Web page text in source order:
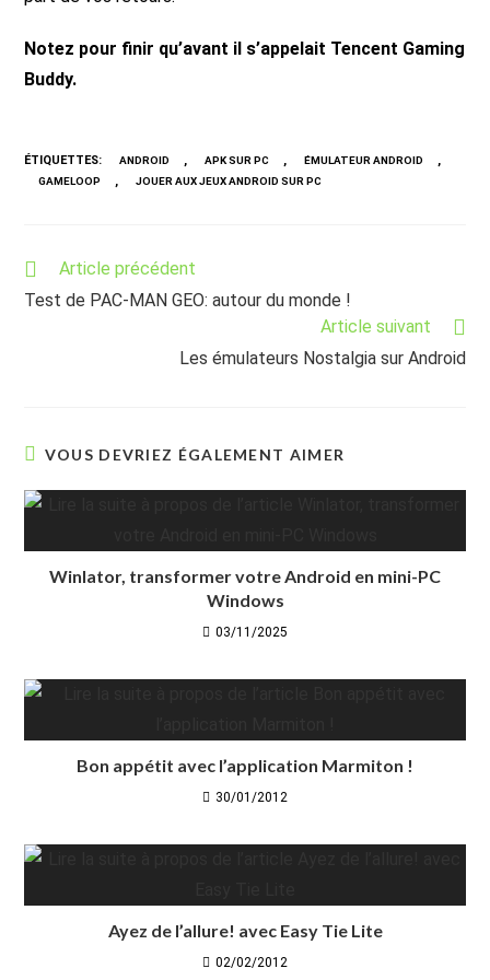
Notez pour finir qu’avant il s’appelait Tencent Gaming
Buddy.
ÉTIQUETTES: ANDROID , APK SUR PC , ÉMULATEUR ANDROID ,
GAMELOOP , JOUER AUX JEUX ANDROID SUR PC
Read
articles
Article précédent
Test de PAC-MAN GEO: autour du monde !
Article suivant
Les émulateurs Nostalgia sur Android
VOUS DEVRIEZ ÉGALEMENT AIMER
Winlator, transformer votre Android en mini-PC
Windows
03/11/2025
Bon appétit avec l’application Marmiton !
30/01/2012
Ayez de l’allure! avec Easy Tie Lite
02/02/2012